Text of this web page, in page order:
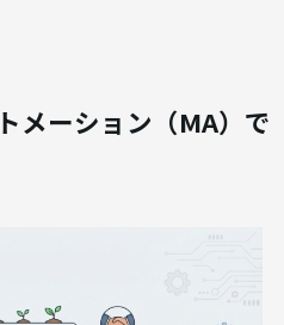
メーション（MA）で